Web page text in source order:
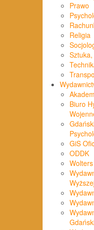
Prawo
Religia
Biuro
GiS
ODDK